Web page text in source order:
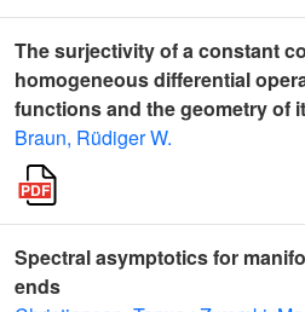
The surjectivity of a constant
homogeneous differential
functions and the geometry of
Braun, Rüdiger W.
Spectral asymptotics for
ends